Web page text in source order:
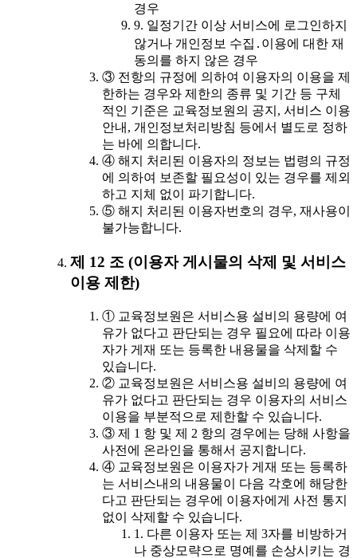
경우
9. 일정기간 이상 서비스에 로그인하지
않거나 개인정보 수집․이용에 대한 재
동의를 하지 않은 경우
③ 전항의 규정에 의하여 이용자의 이용을 제
한하는 경우와 제한의 종류 및 기간 등 구체
적인 기준은 교육정보원의 공지, 서비스 이용
안내, 개인정보처리방침 등에서 별도로 정하
는 바에 의합니다.
④ 해지 처리된 이용자의 정보는 법령의 규정
에 의하여 보존할 필요성이 있는 경우를 제외
하고 지체 없이 파기합니다.
⑤ 해지 처리된 이용자번호의 경우, 재사용이
불가능합니다.
제 12 조 (이용자 게시물의 삭제 및 서비스
이용 제한)
① 교육정보원은 서비스용 설비의 용량에 여
유가 없다고 판단되는 경우 필요에 따라 이용
자가 게재 또는 등록한 내용물을 삭제할 수
있습니다.
② 교육정보원은 서비스용 설비의 용량에 여
유가 없다고 판단되는 경우 이용자의 서비스
이용을 부분적으로 제한할 수 있습니다.
③ 제 1 항 및 제 2 항의 경우에는 당해 사항을
사전에 온라인을 통해서 공지합니다.
④ 교육정보원은 이용자가 게재 또는 등록하
는 서비스내의 내용물이 다음 각호에 해당한
다고 판단되는 경우에 이용자에게 사전 통지
없이 삭제할 수 있습니다.
1. 다른 이용자 또는 제 3자를 비방하거
나 중상모략으로 명예를 손상시키는 경